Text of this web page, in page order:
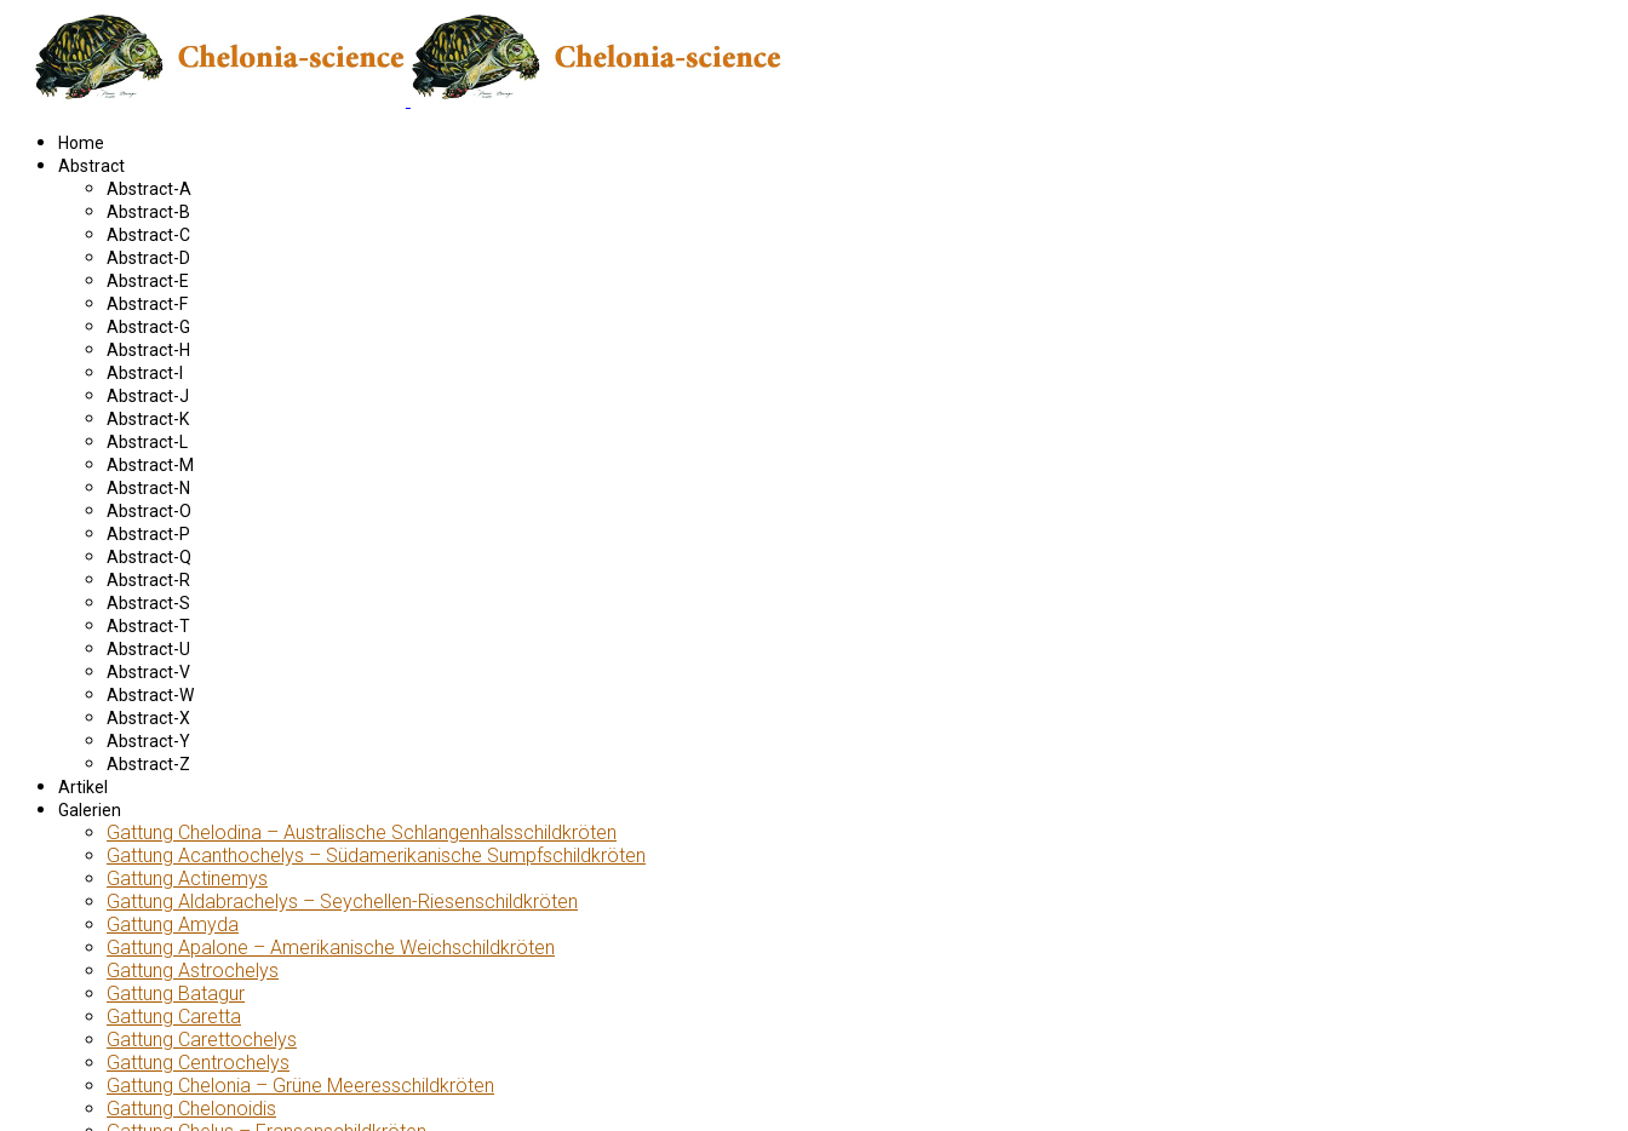
Home
Abstract
Abstract-A
Abstract-B
Abstract-C
Abstract-D
Abstract-E
Abstract-F
Abstract-G
Abstract-H
Abstract-I
Abstract-J
Abstract-K
Abstract-L
Abstract-M
Abstract-N
Abstract-O
Abstract-P
Abstract-Q
Abstract-R
Abstract-S
Abstract-T
Abstract-U
Abstract-V
Abstract-W
Abstract-X
Abstract-Y
Abstract-Z
Artikel
Galerien
Gattung Chelodina – Australische Schlangenhalsschildkröten
Gattung Acanthochelys – Südamerikanische Sumpfschildkröten
Gattung Actinemys
Gattung Aldabrachelys – Seychellen-Riesenschildkröten
Gattung Amyda
Gattung Apalone – Amerikanische Weichschildkröten
Gattung Astrochelys
Gattung Batagur
Gattung Caretta
Gattung Carettochelys
Gattung Centrochelys
Gattung Chelonia – Grüne Meeresschildkröten
Gattung Chelonoidis